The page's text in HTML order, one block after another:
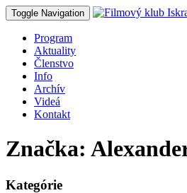
Toggle Navigation
Program
Aktuality
Členstvo
Info
Archív
Videá
Kontakt
Značka:
Kategórie